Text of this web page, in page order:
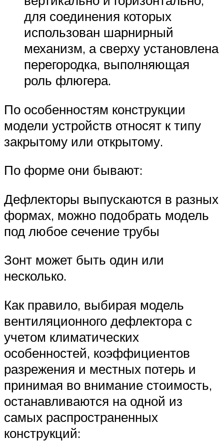
для соединения которых
использован шарнирный
механизм, а сверху установлена
перегородка, выполняющая
роль флюгера.
По особенностям конструкции
модели устройств относят к типу
закрытому или открытому.
По форме они бывают:
Дефлекторы выпускаются в разных
формах, можно подобрать модель
под любое сечение трубы
Зонт может быть один или
несколько.
Как правило, выбирая модель
вентиляционного дефлектора с
учетом климатических
особенностей, коэффициентов
разрежения и местных потерь и
принимая во внимание стоимость,
останавливаются на одной из
самых распространенных
конструкций: